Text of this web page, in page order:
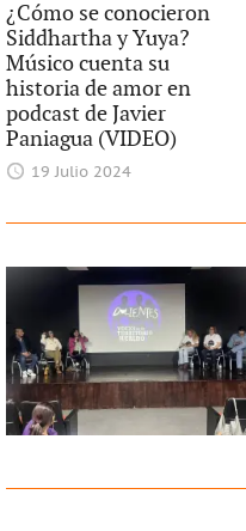
¿Cómo se conocieron
Siddhartha y Yuya?
Músico cuenta su
historia de amor en
podcast de Javier
Paniagua (VIDEO)
19 Julio 2024